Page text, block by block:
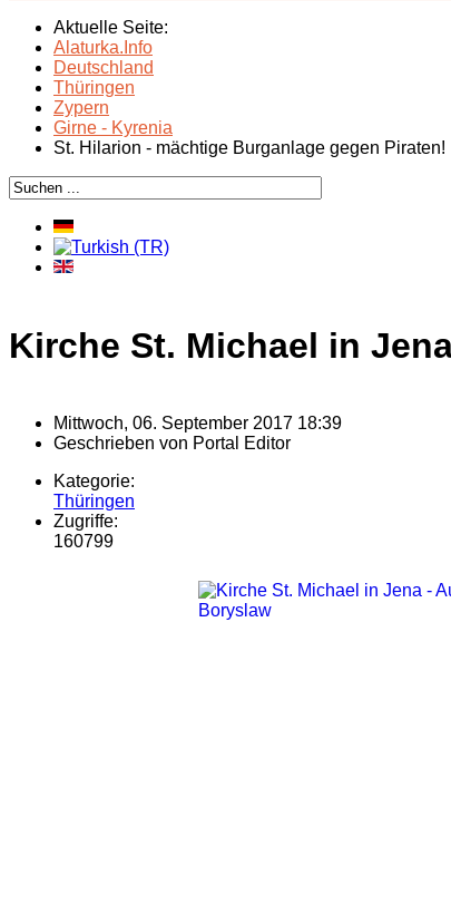
Aktuelle Seite:
Alaturka.Info
Deutschland
Thüringen
Zypern
Girne - Kyrenia
St. Hilarion - mächtige Burganlage gegen Piraten!
Kirche St. Michael in
Mittwoch, 06. September 2017 18:39
Geschrieben von Portal Editor
Kategorie:
Thüringen
Zugriffe:
160799